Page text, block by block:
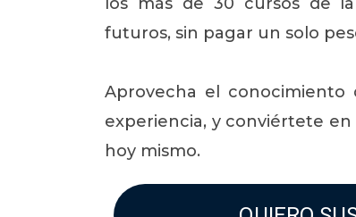
futuros, sin pagar un solo
Aprovecha el conocimiento
experiencia, y conviértete
hoy mismo.